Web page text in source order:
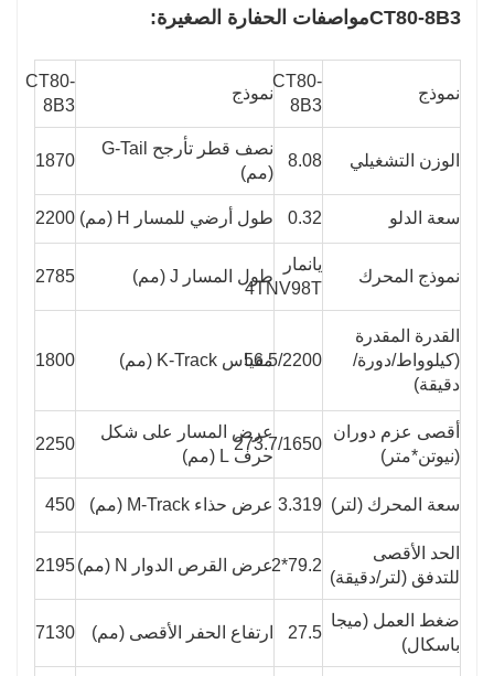
CT80-8B3مواصفات الحفارة الصغيرة:
نموذج
CT80-
8B3
نموذج
CT80-
8B3
الوزن التشغيلي 8.08
نصف قطر تأرجح G-Tail
(مم)
1870
سعة الدلو 0.32 طول أرضي للمسار H (مم) 2200
نموذج المحرك
يانمار
4TNV98T
طول المسار J (مم) 2785
القدرة المقدرة
(كيلوواط/دورة/
دقيقة)
56.5/2200
مقياس K-Track (مم) 1800
أقصى عزم دوران
(نيوتن*متر)
273.7/1650
عرض المسار على شكل
حرف L (مم)
2250
سعة المحرك (لتر) 3.319 عرض حذاء M-Track (مم) 450
الحد الأقصى
للتدفق (لتر/دقيقة)
79.2*2 عرض القرص الدوار N (مم) 2195
ضغط العمل (ميجا
باسكال)
27.5 ارتفاع الحفر الأقصى (مم) 7130